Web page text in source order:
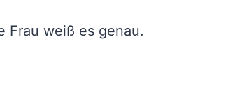
Frau weiß es genau.